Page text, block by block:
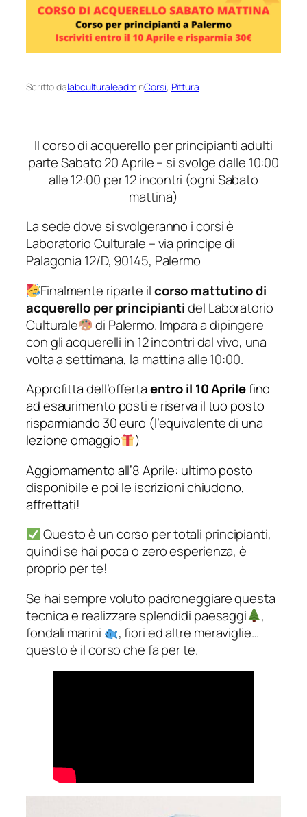
Scritto dalabculturaleadminCorsi, Pittura
Il corso di acquerello per principianti adulti
parte Sabato 20 Aprile – si svolge dalle 10:00
alle 12:00 per 12 incontri (ogni Sabato
mattina)
La sede dove si svolgeranno i corsi è
Laboratorio Culturale – via principe di
Palagonia 12/D, 90145, Palermo
Finalmente riparte ilcorso mattutino di
acquerello per principiantidel Laboratorio
Culturale
di Palermo. Impara a dipingere
con gli acquerelli in 12 incontri dal vivo, una
volta a settimana, la mattina alle 10:00.
Approfitta dell’offertaentro il 10 Aprilefino
ad esaurimento posti e riserva il tuo posto
risparmiando 30 euro (l’equivalente di una
lezione omaggio
)
Aggiornamento all’8 Aprile: ultimo posto
disponibile e poi le iscrizioni chiudono,
affrettati!
Questo è un corso per totali principianti,
quindi se hai poca o zero esperienza, è
proprio per te!
Se hai sempre voluto padroneggiare questa
tecnica e realizzare splendidi paesaggi
,
fondali marini
, fiori ed altre meraviglie…
questo è il corso che fa per te.